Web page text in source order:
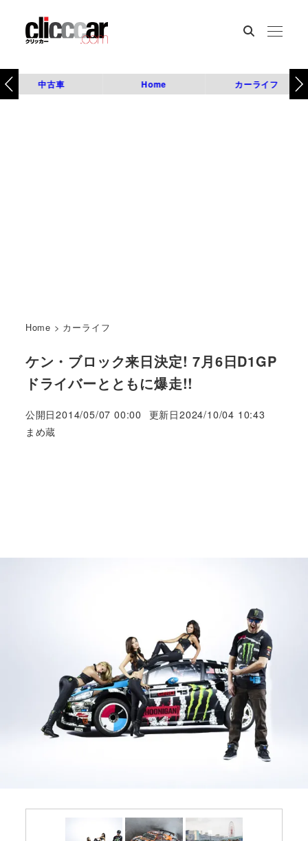
中古車 Home カーライフ
Home > カーライフ
ケン・ブロック来日決定! 7月6日D1GP
ドライバーとともに爆走!!
公開日2014/05/07 00:00 更新日2024/10/04 10:43
著
まめ蔵